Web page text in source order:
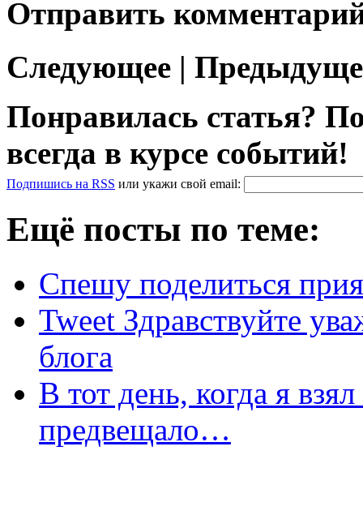
Отправить
Следующее |
Понравилась статья?
всегда в курсе событий!
Подпишись на RSS или укажи свой email:
Ещё посты по теме:
Спешу поделиться
Tweet Здравствуйте
блога
В тот день, когда я
предвещало…